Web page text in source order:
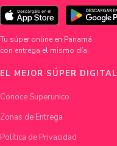
Tu súper online en Panamá
con entrega el mismo día.
EL MEJOR SÚPER DIGITAL
Conoce Superunico
Zonas de Entrega
Política de Privacidad